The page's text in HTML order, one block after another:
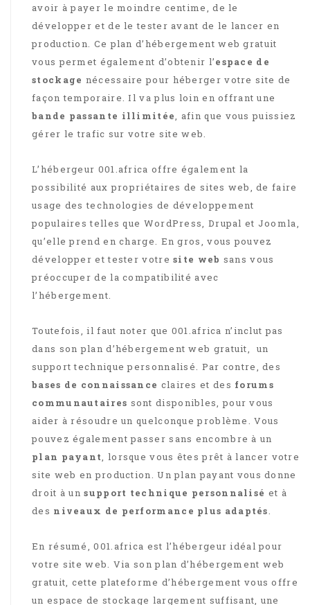
avoir à payer le moindre centime, de le
développer et de le tester avant de le lancer en
production. Ce plan d’hébergement web gratuit
vous permet également d’obtenir l’espace de
stockage nécessaire pour héberger votre site de
façon temporaire. Il va plus loin en offrant une
bande passante illimitée, afin que vous puissiez
gérer le trafic sur votre site web.
L’hébergeur 001.africa offre également la
possibilité aux propriétaires de sites web, de faire
usage des technologies de développement
populaires telles que WordPress, Drupal et Joomla,
qu’elle prend en charge. En gros, vous pouvez
développer et tester votresite web sans vous
préoccuper de la compatibilité avec
l’hébergement.
Toutefois, il faut noter que 001.africa n’inclut pas
dans son plan d’hébergement web gratuit, un
support technique personnalisé. Par contre, des
bases de connaissance claires et des forums
communautaires sont disponibles, pour vous
aider à résoudre un quelconque problème. Vous
pouvez également passer sans encombre à un
plan payant, lorsque vous êtes prêt à lancer votre
site web en production. Un plan payant vous donne
droit à unsupport technique personnalisé et à
des niveaux de performance plus adaptés.
En résumé, 001.africa est l’hébergeur idéal pour
votre site web. Via son plan d’hébergement web
gratuit, cette plateforme d’hébergement vous offre
un espace de stockage largement suffisant, une